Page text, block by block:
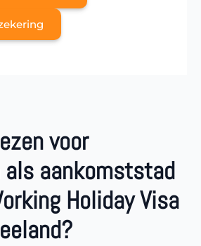
voor
aankomststad
Holiday Visa